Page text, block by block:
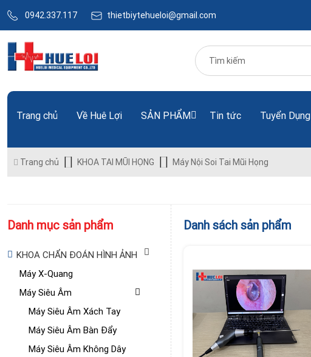
0942.337.117 thietbiytehueloi@gmail.com
Trang chủ Về Huê Lợi SẢN PHẨM Tin tức Tuyển Dụng
Trang chủ KHOA TAI MŨI HỌNG Máy Nội Soi Tai Mũi Họng
Danh mục sản phẩm
KHOA CHẨN ĐOÁN HÌNH ẢNH
Máy X-Quang
Máy Siêu Âm
Máy Siêu Âm Xách Tay
Máy Siêu Âm Bàn Đẩy
Máy Siêu Âm Không Dây
Danh sách sản phẩm